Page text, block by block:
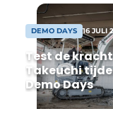
Nieuwsbrief
Podcasts
Privacy /
Vacature
Vacatures
DEMO DAYS 16 JULI
Test de
Takeuchi
Demo Days